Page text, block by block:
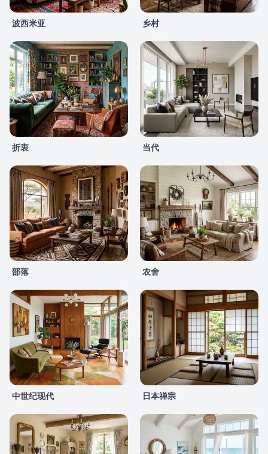
波西米亚 乡村
折衷 当代
部落 农舍
中世纪现代 日本禅宗